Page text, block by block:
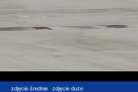
zdjęcie średnie zdjęcie duże